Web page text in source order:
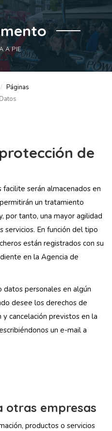
A PIE
Páginas
de
serán almacenados en
un tratamiento
por tanto, una mayor agilidad
servicios. En función del tipo
están registrados con su
en la Agencia de
datos personales en algún
desee los derechos de
y cancelación previstos en la
un e-mail a
otras empresas
productos o servicios